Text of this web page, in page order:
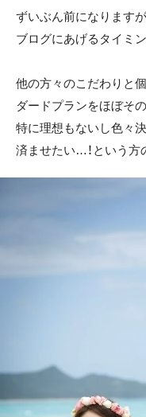
ずいぶん前になります
ブログにあげるタイミ
他の方々のこだわりと
ダードプランをほぼそ
特に理想もないし色々
済ませたい…！という方